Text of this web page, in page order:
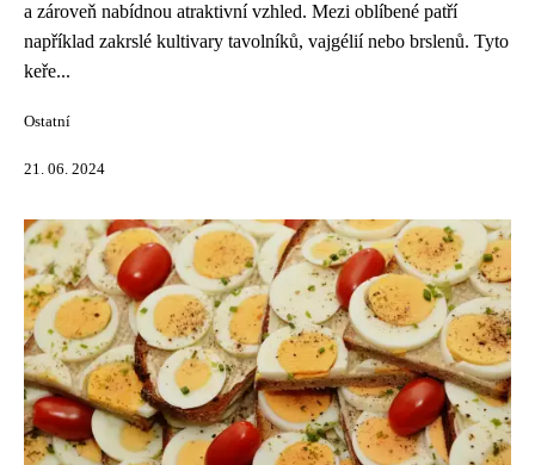
a zároveň nabídnou atraktivní vzhled. Mezi oblíbené patří
například zakrslé kultivary tavolníků, vajgélií nebo brslenů. Tyto
keře...
Ostatní
21. 06. 2024